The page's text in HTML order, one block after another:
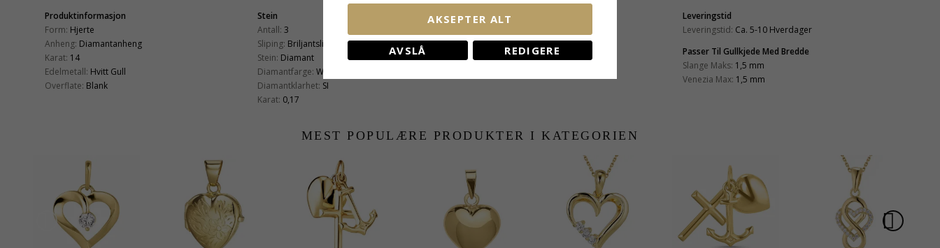
Produktinformasjon
Form: Hjerte
Anheng: Diamantanheng
Karat: 14
Edelmetall: Hvitt Gull
Overflate: Blank
Stein
Antall: 3
Sliping: Briljantslipt
Stein: Diamant
Diamantfarge: Wesselton
Diamantklarhet: SI
Karat: 0,17
Fatning
Bredde:8,3 mm
Dybde:4,2 mm
Leveringstid
Leveringstid: Ca. 5-10 Hverdager
Passer Til Gullkjede Med Bredde
Slange Maks: 1,5 mm
Venezia Max: 1,5 mm
MEST POPULÆRE PRODUKTER I KATEGORIEN
AKSEPTER ALT
AVSLÅ REDIGERE